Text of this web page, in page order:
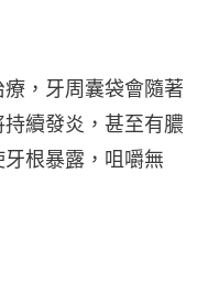
，牙周囊袋會隨著
續發炎，甚至有膿
根暴露，咀嚼無